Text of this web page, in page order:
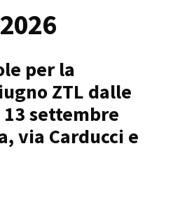
per la
ZTL dalle
settembre
via Carducci e